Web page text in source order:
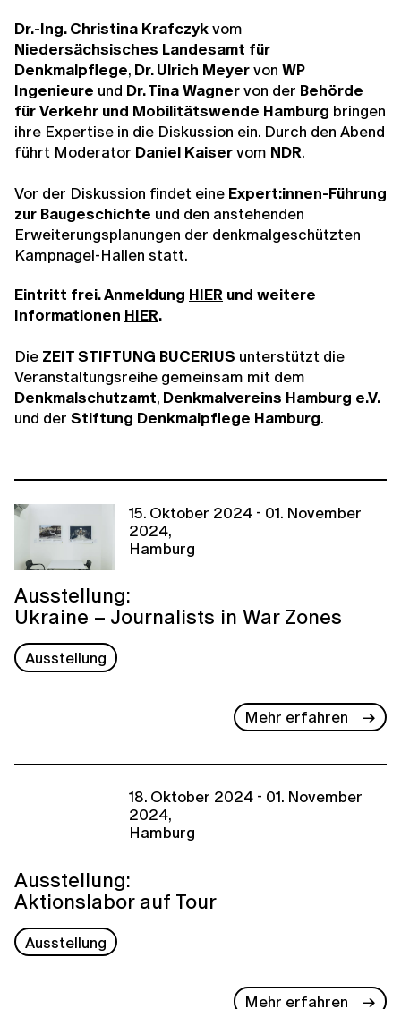
Dr.-Ing. Christina Krafczykvom
Niedersächsisches Landesamt für
Denkmalpflege, Dr. Ulrich Meyervon WP
Ingenieure und Dr. Tina Wagnervon der Behörde
für Verkehr und Mobilitätswende Hamburg bringen
ihre Expertise in die Diskussion ein. Durch den Abend
führt Moderator Daniel Kaiservom NDR.
Vor der Diskussion findet eine Expert:innen-Führung
zur Baugeschichte und den anstehenden
Erweiterungsplanungen der denkmalgeschützten
Kampnagel-Hallen statt.
Eintritt frei. Anmeldung HIER und weitere
Informationen HIER.
Die ZEIT STIFTUNG BUCERIUS unterstützt die
Veranstaltungsreihe gemeinsam mit dem
Denkmalschutzamt, Denkmalvereins Hamburg e.V.
und der Stiftung Denkmalpflege Hamburg.
15. Oktober 2024 - 01. November
2024,
Hamburg
Ausstellung:
Ukraine – Journalists in War Zones
Ausstellung
Mehr erfahren
18. Oktober 2024 - 01. November
2024,
Hamburg
Ausstellung:
Aktionslabor auf Tour
Ausstellung
Mehr erfahren